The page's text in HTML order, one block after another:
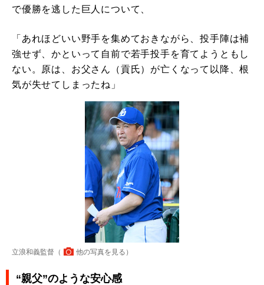
で優勝を逃した巨人について、
「あれほどいい野手を集めておきながら、投手陣は補
強せず、かといって自前で若手投手を育てようともし
ない。原は、お父さん（貢氏）が亡くなって以降、根
気が失せてしまったね」
立浪和義監督（ 他の写真を見る ）
“親父”のような安心感